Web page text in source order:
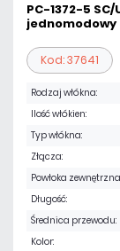
PC-1372-5
jednomodowy
Kod: 37641
Rodzaj włókna:
Ilość włókien:
Typ włókna:
Złącza:
Powłoka
Długość:
Średnica przewodu:
Kolor: